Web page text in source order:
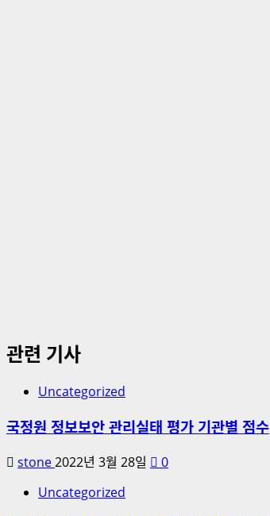
관련 기사
Uncategorized
국정원 정보보안 관리실태 평가 기관별 점수
stone2022년 3월 28일
0
Uncategorized